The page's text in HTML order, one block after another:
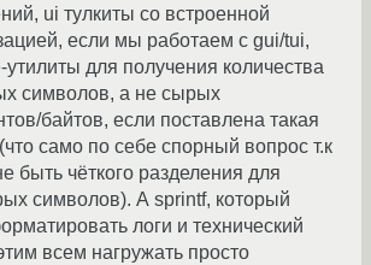
ui тулкиты со встроенной
если мы работаем с gui/tui,
утилиты для получения количества
символов, а не сырых
байтов, если поставлена такая
само по себе спорный вопрос т.к
быть чёткого разделения для
символов). А sprintf, который
логи и технический
всем нагружать просто